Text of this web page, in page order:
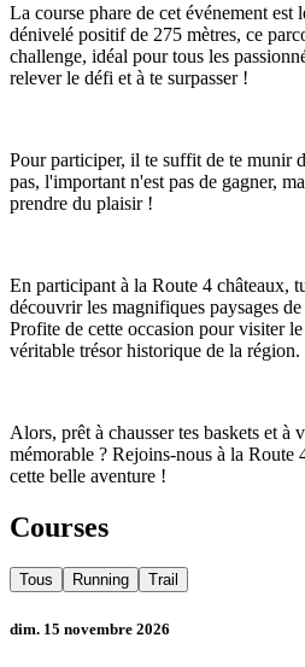
La course phare de cet événement est
dénivelé positif de 275 mètres, ce
challenge, idéal pour tous les
relever le défi et à te surpasser !
Pour participer, il te suffit de te munir
pas, l'important n'est pas de gagner,
prendre du plaisir !
En participant à la Route 4 châteaux,
découvrir les magnifiques paysages
Profite de cette occasion pour visiter
véritable trésor historique de la région.
Alors, prêt à chausser tes baskets et à
mémorable ? Rejoins-nous à la Route
cette belle aventure !
Courses
Tous Running Trail
dim. 15 novembre 2026